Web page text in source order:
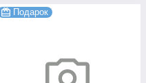
Подарок